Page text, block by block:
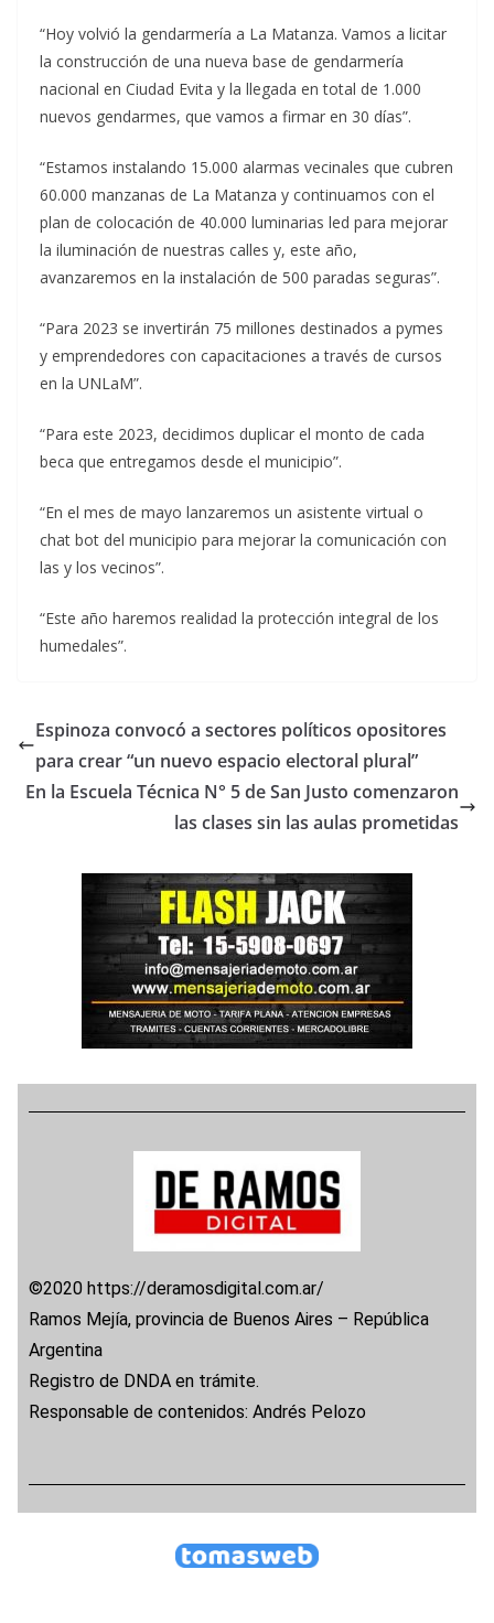
“Hoy volvió la gendarmería a La Matanza. Vamos a licitar
la construcción de una nueva base de gendarmería
nacional en Ciudad Evita y la llegada en total de 1.000
nuevos gendarmes, que vamos a firmar en 30 días”.
“Estamos instalando 15.000 alarmas vecinales que cubren
60.000 manzanas de La Matanza y continuamos con el
plan de colocación de 40.000 luminarias led para mejorar
la iluminación de nuestras calles y, este año,
avanzaremos en la instalación de 500 paradas seguras”.
“Para 2023 se invertirán 75 millones destinados a pymes
y emprendedores con capacitaciones a través de cursos
en la UNLaM”.
“Para este 2023, decidimos duplicar el monto de cada
beca que entregamos desde el municipio”.
“En el mes de mayo lanzaremos un asistente virtual o
chat bot del municipio para mejorar la comunicación con
las y los vecinos”.
“Este año haremos realidad la protección integral de los
humedales”.
Espinoza convocó a sectores políticos opositores
para crear “un nuevo espacio electoral plural”
En la Escuela Técnica N° 5 de San Justo comenzaron
las clases sin las aulas prometidas
©2020 https://deramosdigital.com.ar/
Ramos Mejía, provincia de Buenos Aires – República
Argentina
Registro de DNDA en trámite.
Responsable de contenidos: Andrés Pelozo